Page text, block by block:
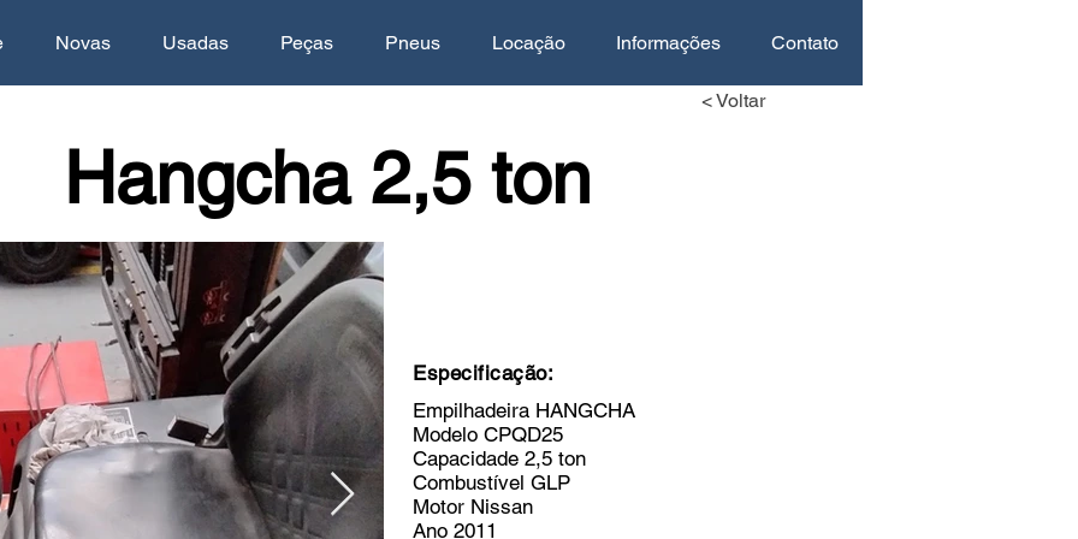
Novas Usadas Peças Pneus Locação Informações Contato
< Voltar
Hangcha 2,5 ton
Especificação:
Empilhadeira HANGCHA
Modelo CPQD25
Capacidade 2,5 ton
Combustível GLP
Motor Nissan
Ano 2011